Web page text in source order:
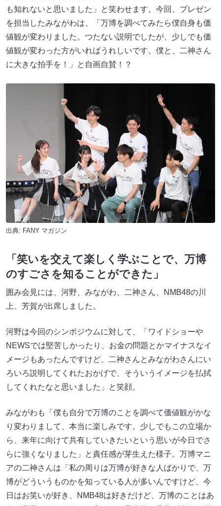
も知れないと思いました」と笑わせます。今回、プレゼン
を担当したみながわは、「万博を調べてみたら僕自身も価
値観が変わりました。つたない説明でしたが、少しでも価
値観が変わった方がいればうれしいです。僕と、二神さん
に大きな拍手を！」と自画自賛！？
出典: FANY マガジン
「笑いを交えて楽しく学ぶことで、万博
のすごさを知ることができた」
囲み会見には、河野、みながわ、二神さん、NMB48の川
上、芳賀が出席しました。
河野は今回のシンポジウムに対して、「ワイドショーや
NEWSでは堅苦しかったり、お金の問題とかマイナスなイ
メージもあったんですけど、二神さんとみながわさんにい
ろいろ説明してくれたおかげで、そういうイメージを払拭
してくれたなと思いました」と笑顔。
みながわも「僕も自分で万博のことを調べて価値観がかな
り変わりまして、本当に楽しみです。少しでもこの立場か
ら、来年に向けて共有していきたいという思いが今日でさ
らに強くなりました」と責任感が芽生えた様子。万博マニ
アの二神さんは「私の周りは万博が好きな人ばかりで、万
博がどういうものかを知っている人が多いんですけど、今
日はお笑いが好き、NMB48は好きだけど、万博のことはあ